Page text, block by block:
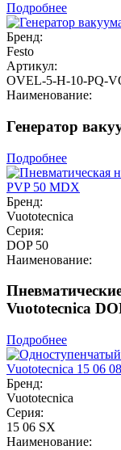
Подробнее
Бренд:
Festo
Артикул:
OVEL-5-H-10-PQ-
Наименование:
Генератор
Подробнее
Бренд:
Vuototecnica
Серия:
DOP 50
Наименование:
Vuototecnica
Подробнее
Бренд:
Vuototecnica
Серия:
15 06 SX
Наименование: